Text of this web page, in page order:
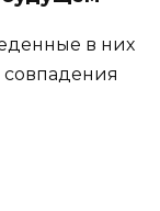
в них